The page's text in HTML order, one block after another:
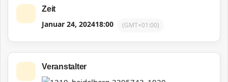
Zeit
Januar 24, 202418:00 (GMT+01:00)
Veranstalter